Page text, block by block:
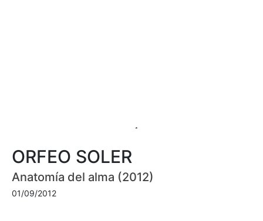
ORFEO SOLER
Anatomía del alma (2012)
01/09/2012